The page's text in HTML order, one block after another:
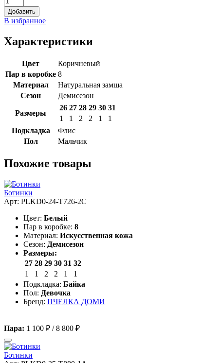
Добавить
В избранное
Характеристики
Цвет
Коричневый
Пар в коробке 8
Материал
Натуральная замша
Сезон
Демисезон
Размеры
26 27 28 29 30 31
1
1 2 2 1
1
Подкладка
Флис
Пол
Мальчик
Похожие товары
Ботинки
Арт: PLKD0-24-T726-2C
Цвет: Белый
Пар в коробке: 8
Материал: Искусственная кожа
Сезон: Демисезон
Размеры:
27 28 29 30 31 32
1
1 2 2 1
1
Подкладка: Байка
Пол: Девочка
Бренд: ПЧЕЛКА ДОМИ
Пара: 1 100 ₽ /8 800 ₽
Ботинки